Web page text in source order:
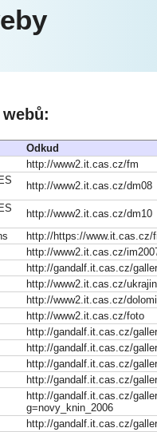
Odkud
http://www2.it.cas.cz/fm
http://www2.it.cas.cz/dm08
http://www2.it.cas.cz/dm10
http://https://www.it.cas.cz/
http://www2.it.cas.cz/
http://gandalf.it.cas.cz/
http://www2.it.cas.cz/
http://www2.it.cas.cz/
http://www2.it.cas.cz/foto
http://gandalf.it.cas.cz/
http://gandalf.it.cas.cz/
http://gandalf.it.cas.cz/
http://gandalf.it.cas.cz/
http://gandalf.it.cas.cz/
g=novy_knin_2006
http://gandalf.it.cas.cz/